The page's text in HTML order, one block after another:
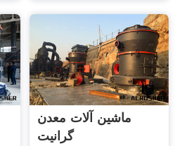
ماشین آلات معدن
گرانیت